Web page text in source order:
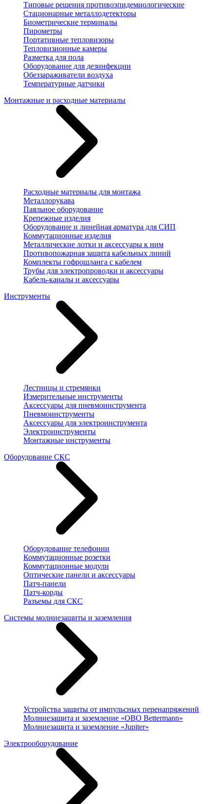
Типовые решения противоэпидемиологические
Стационарные металлодетекторы
Биометрические терминалы
Пирометры
Портативные тепловизоры
Тепловизионные камеры
Разметка для пола
Оборудование для дезинфекции
Обеззараживатели воздуха
Температурные датчики
Монтажные и расходные материалы
Расходные материалы для монтажа
Металлорукава
Паяльное оборудование
Крепежные изделия
Оборудование и линейная арматура для СИП
Коммутационные изделия
Металлические лотки и аксессуары к ним
Противопожарная защита кабельных линий
Комплекты гофрошланга с кабелем
Трубы для электропроводки и аксессуары
Кабель-каналы и аксессуары
Инструменты
Лестницы и стремянки
Измерительные инструменты
Аксессуары для пневмоинструмента
Пневмоинструменты
Аксессуары для электроинструмента
Электроинструменты
Монтажные инструменты
Оборудование СКС
Оборудование телефонии
Коммутационные розетки
Коммутационные модули
Оптические панели и аксессуары
Патч-панели
Патч-корды
Разъемы для СКС
Системы молниезащиты и заземления
Устройства защиты от импульсных перенапряжений
Молниезащита и заземление «OBO Bettermann»
Молниезащита и заземление «Jupiter»
Электрооборудование